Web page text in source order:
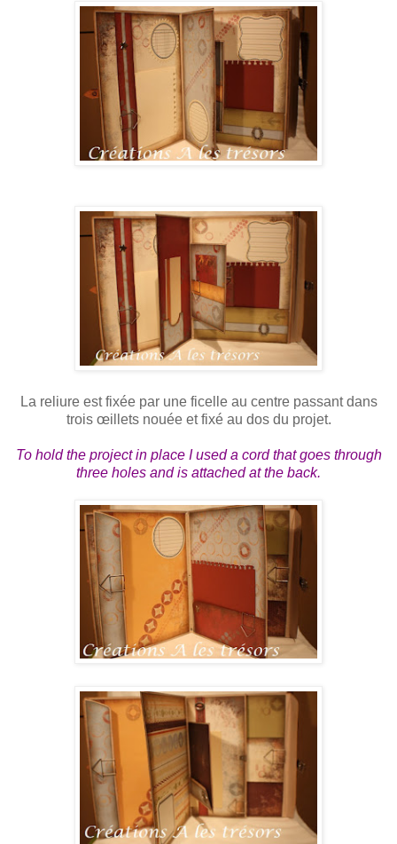
La reliure est fixée par une ficelle au centre passant dans
trois œillets nouée et fixé au dos du projet.
To hold the project in place I used a cord that goes through
three holes and is attached at the back.